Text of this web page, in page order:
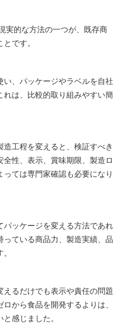
実的な方法の一つが、既存商
です。
い、パッケージやラベルを自社
れは、比較的取り組みやすい簡
工程を変えると、検証すべき
全性、表示、賞味期限、製造ロ
っては専門家確認も必要になり
パッケージを変える方法であれ
っている商品力、製造実績、品
えるだけでも表示や責任の問題
から食品を開発するよりは、
感じました。